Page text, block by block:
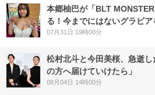
本郷柚巴が「BLT
る！今までにはないグラビア
07月31日 19時00分
松村北斗と今田美桜、急逝
の方へ届けていけたら」
08月04日 14時00分